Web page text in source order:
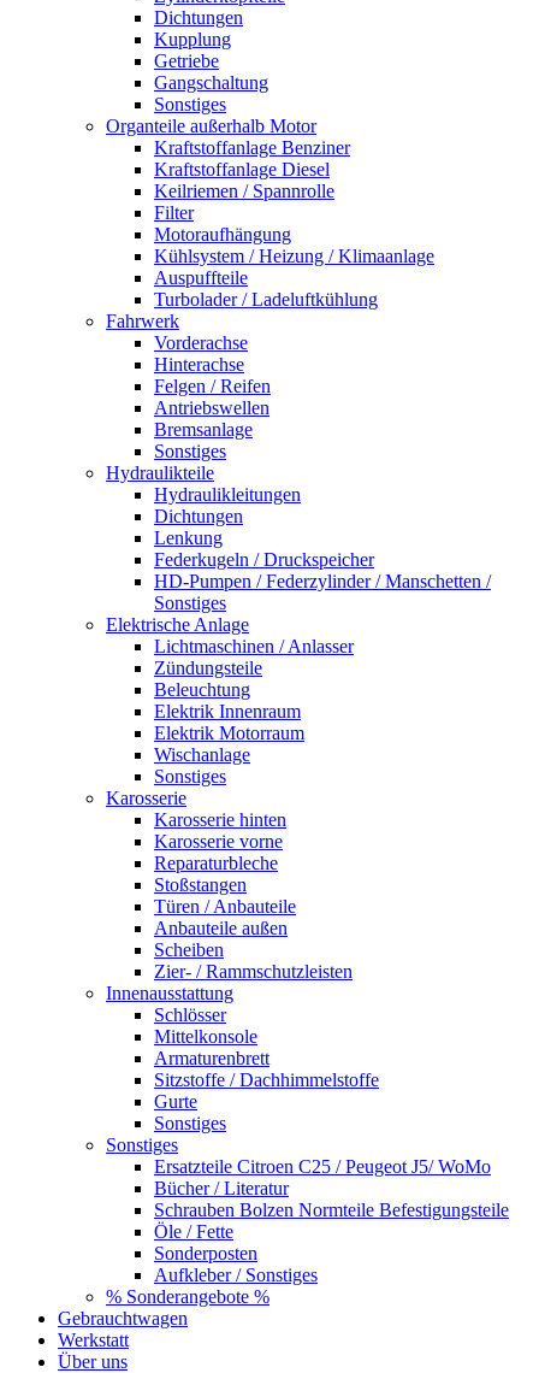
Dichtungen
Kupplung
Getriebe
Gangschaltung
Sonstiges
Organteile außerhalb Motor
Kraftstoffanlage Benziner
Kraftstoffanlage Diesel
Keilriemen / Spannrolle
Filter
Motoraufhängung
Kühlsystem / Heizung / Klimaanlage
Auspuffteile
Turbolader / Ladeluftkühlung
Fahrwerk
Vorderachse
Hinterachse
Felgen / Reifen
Antriebswellen
Bremsanlage
Sonstiges
Hydraulikteile
Hydraulikleitungen
Dichtungen
Lenkung
Federkugeln / Druckspeicher
HD-Pumpen / Federzylinder / Manschetten /
Sonstiges
Elektrische Anlage
Lichtmaschinen / Anlasser
Zündungsteile
Beleuchtung
Elektrik Innenraum
Elektrik Motorraum
Wischanlage
Sonstiges
Karosserie
Karosserie hinten
Karosserie vorne
Reparaturbleche
Stoßstangen
Türen / Anbauteile
Anbauteile außen
Scheiben
Zier- / Rammschutzleisten
Innenausstattung
Schlösser
Mittelkonsole
Armaturenbrett
Sitzstoffe / Dachhimmelstoffe
Gurte
Sonstiges
Sonstiges
Ersatzteile Citroen C25 / Peugeot J5/ WoMo
Bücher / Literatur
Schrauben Bolzen Normteile Befestigungsteile
Öle / Fette
Sonderposten
Aufkleber / Sonstiges
% Sonderangebote %
Gebrauchtwagen
Werkstatt
Über uns